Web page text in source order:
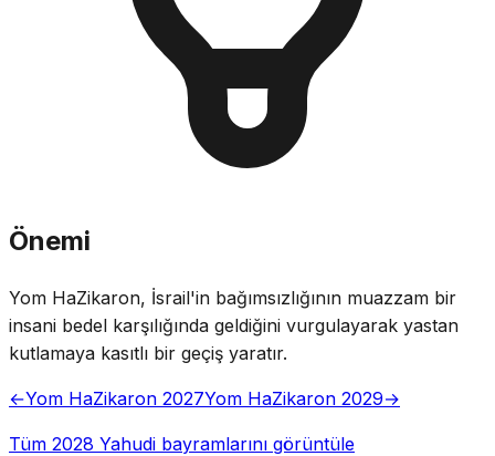
Önemi
Yom HaZikaron, İsrail'in bağımsızlığının muazzam bir
insani bedel karşılığında geldiğini vurgulayarak yastan
kutlamaya kasıtlı bir geçiş yaratır.
←Yom HaZikaron 2027Yom HaZikaron 2029→
Tüm 2028 Yahudi bayramlarını görüntüle